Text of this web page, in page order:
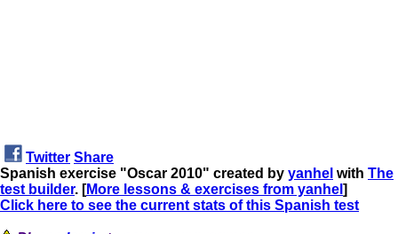
Twitter Share
Spanish exercise "Oscar 2010" created by yanhel with The
test builder. [More lessons & exercises from yanhel ]
Click here to see the current stats of this Spanish test